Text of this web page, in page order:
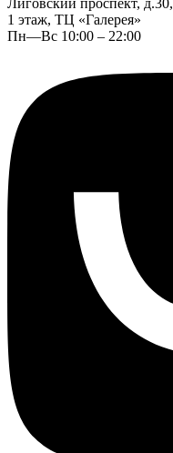
Лиговский проспект, д.30,
1 этаж, ТЦ «Галерея»
Пн—Вс 10:00 – 22:00